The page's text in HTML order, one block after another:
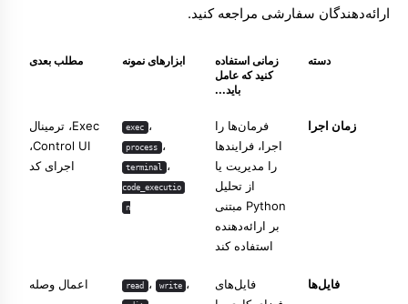
ارائه‌دهندگان سفارشی مراجعه کنید.
دسته
زمانی استفاده
کنید که عامل
باید...
ابزارهای نمونه مطلب بعدی
زمان اجرا
فرمان‌ها را
اجرا، فرایندها
را مدیریت یا
از تحلیل
Python مبتنی
بر ارائه‌دهنده
استفاده کند
exec ،
process ،
terminal ،
code_executio
n
Exec، ترمینال
Control UI،
اجرای کد
فایل‌ها
فایل‌های
read ، write ، اعمال وصله